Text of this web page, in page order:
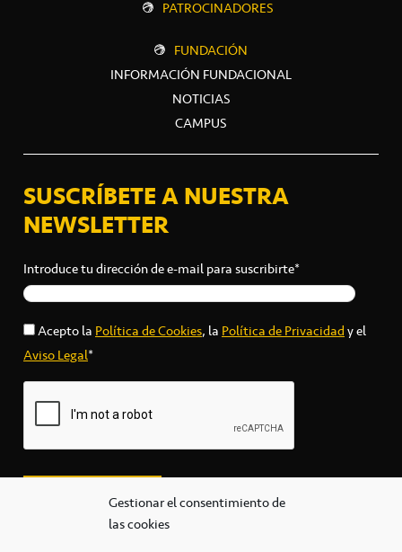
Gestionar el consentimiento de
las cookies
PATROCINADORES
FUNDACIÓN
INFORMACIÓN FUNDACIONAL
NOTICIAS
CAMPUS
SUSCRÍBETE A NUESTRA
NEWSLETTER
Introduce tu dirección de e-mail para suscribirte*
Acepto laPolítica de Cookies, laPolítica de Privacidady el
Aviso Legal*